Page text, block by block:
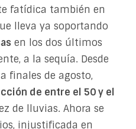
fatídica también en
lleva ya soportando
en los dos últimos
a la sequía. Desde
finales de agosto,
de entre el 50 y el
de lluvias. Ahora se
injustificada en